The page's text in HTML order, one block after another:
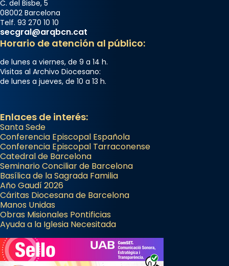
C. del Bisbe, 5
08002 Barcelona
Telf. 93 270 10 10
secgral@arqbcn.cat
Horario de atención al público:
de lunes a viernes, de 9 a 14 h.
Visitas al Archivo Diocesano:
de lunes a jueves, de 10 a 13 h.
Enlaces de interés:
Santa Sede
Conferencia Episcopal Española
Conferencia Episcopal Tarraconense
Catedral de Barcelona
Seminario Conciliar de Barcelona
Basílica de la Sagrada Familia
Año Gaudí 2026
Cáritas Diocesana de Barcelona
Manos Unidas
Obras Misionales Pontificias
Ayuda a la Iglesia Necesitada